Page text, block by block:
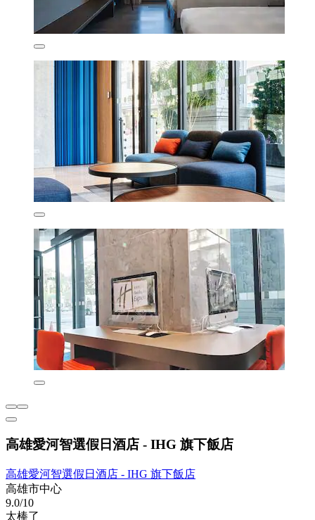
高雄愛河智選假日酒店 - IHG 旗下飯店
高雄愛河智選假日酒店 - IHG 旗下飯店
高雄市中心
9.0/10
太棒了